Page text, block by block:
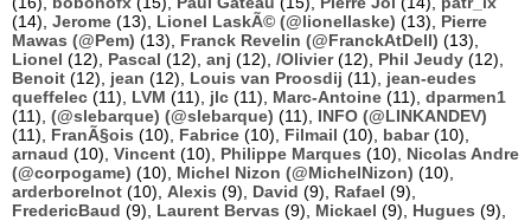
(14), Jerome (13), Lionel LaskÃ© (@lionellaske) (13), Pierre
Mawas (@Pem) (13), Franck Revelin (@FranckAtDell) (13),
Lionel (12), Pascal (12), anj (12), /Olivier(12), Phil Jeudy (12),
Benoit (12), jean (12), Louis van Proosdij (11), jean-eudes
queffelec (11), LVM (11), jlc (11), Marc-Antoine (11), dparmen1
(11), (@slebarque) (@slebarque) (11), INFO (@LINKANDEV)
(11), FranÃ§ois (10), Fabrice (10), Filmail (10), babar(10),
arnaud (10), Vincent (10), Philippe Marques (10), Nicolas Andre
(@corpogame) (10), Michel Nizon (@MichelNizon) (10),
arderborelnot (10), Alexis (9), David (9), Rafael (9),
FredericBaud (9), Laurent Bervas (9), Mickael (9), Hugues (9),